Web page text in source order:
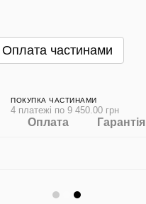
Оплата частинами
ПОКУПКА ЧАСТИНАМИ
4 платежі по 9 450.00 грн
Оплата Гарантія